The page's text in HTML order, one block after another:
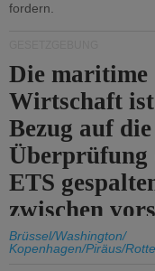
fordern.
Die maritime
Wirtschaft
Bezug auf die
Überprüfung
ETS
zwischen
Kritik.
Brüssel/Washington/
Kopenhagen/Piräus/